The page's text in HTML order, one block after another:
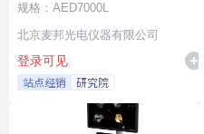
规格：AED7000L
北京麦邦光电仪器有限公司
登录可见
站点经销 研究院